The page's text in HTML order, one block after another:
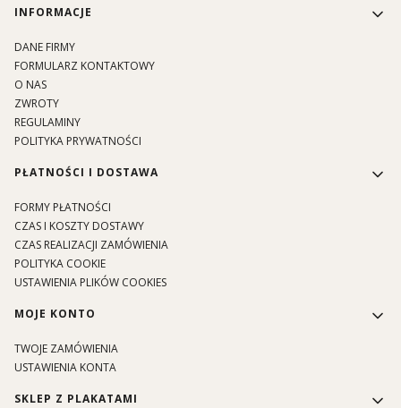
Linki w stopce
INFORMACJE
DANE FIRMY
FORMULARZ KONTAKTOWY
O NAS
ZWROTY
REGULAMINY
POLITYKA PRYWATNOŚCI
PŁATNOŚCI I DOSTAWA
FORMY PŁATNOŚCI
CZAS I KOSZTY DOSTAWY
CZAS REALIZACJI ZAMÓWIENIA
POLITYKA COOKIE
USTAWIENIA PLIKÓW COOKIES
MOJE KONTO
TWOJE ZAMÓWIENIA
USTAWIENIA KONTA
SKLEP Z PLAKATAMI